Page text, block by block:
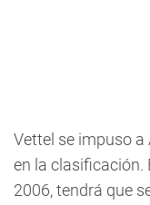
Vettel se impuso
en la clasificación.
2006, tendrá que